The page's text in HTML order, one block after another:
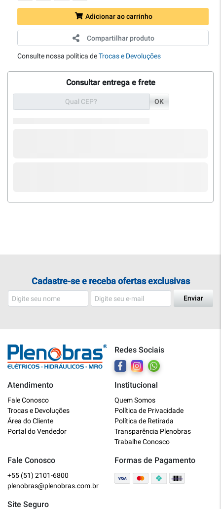
Adicionar ao carrinho
Compartilhar produto
Consulte nossa política deTrocas e Devoluções
Consultar entrega e frete
OK
Cadastre-se e receba ofertas exclusivas
Enviar
Redes Sociais
Atendimento
Fale Conosco
Trocas e Devoluções
Área do Cliente
Portal do Vendedor
Institucional
Quem Somos
Política de Privacidade
Política de Retirada
Transparência Plenobras
Trabalhe Conosco
Fale Conosco
+55 (51) 2101-6800
plenobras@plenobras.com.br
Formas de Pagamento
Site Seguro
Online
Bem vindo a Plenobras! Aqui você
encontra toda a linha de materiais
O que você deseja?